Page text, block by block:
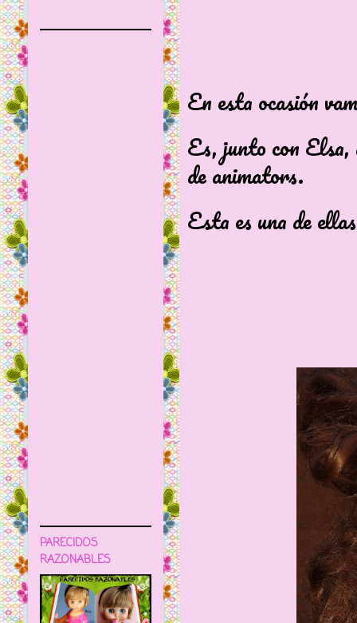
En esta ocasión
Es, junto con Elsa,
de animators.
Esta es una de
PARECIDOS
RAZONABLES